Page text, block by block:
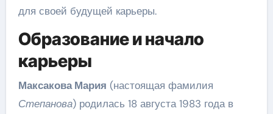
для своей будущей карьеры.
Образование и начало
карьеры
Максакова Мария (настоящая фамилия
Степанова) родилась 18 августа 1983 года в